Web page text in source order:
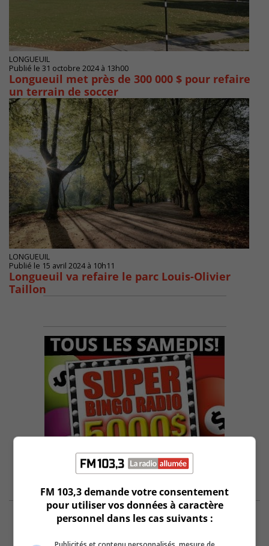
LONGUEUIL
Publié le 31 octobre 2024 à 13h00
Longueuil met près de 300 000 $ pour refaire
un terrain de soccer
LONGUEUIL
Publié le 15 avril 2024 à 10h11
Longueuil va refaire le parc Louis-Olivier
Taillon
FM 103,3 demande votre consentement
pour utiliser vos données à caractère
personnel dans les cas suivants :